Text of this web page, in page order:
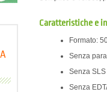
Caratteristiche e
Formato:
Senza
Senza
Senza